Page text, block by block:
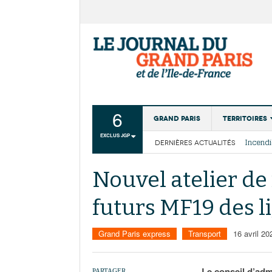
6
EXCLUS JGP
Grand Paris Territoires
Institutions
Services
DERNIÈRES ACTUALITÉS
La
Nouvel atelier
futurs MF19 des
Grand Paris express Transport 16 avril